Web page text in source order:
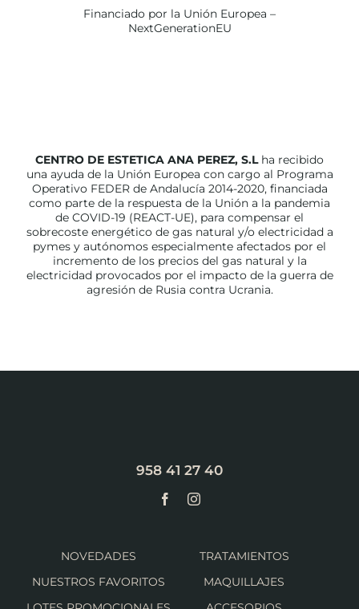
Financiado por la Unión Europea –
NextGenerationEU
CENTRO DE ESTETICA ANA PEREZ, S.Lha recibido
una ayuda de la Unión Europea con cargo al Programa
Operativo FEDER de Andalucía 2014-2020, financiada
como parte de la respuesta de la Unión a la pandemia
de COVID-19 (REACT-UE), para compensar el
sobrecoste energético de gas natural y/o electricidad a
pymes y autónomos especialmente afectados por el
incremento de los precios del gas natural y la
electricidad provocados por el impacto de la guerra de
agresión de Rusia contra Ucrania.
958 41 27 40
NOVEDADES
NUESTROS FAVORITOS
TRATAMIENTOS
MAQUILLAJES